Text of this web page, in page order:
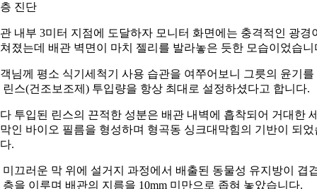
진단
내부 3미터 지점에 도달하자 모니터 화면에는 충격적인 광경
졌는데 배관 벽면이 마치 젤리를 발라놓은 듯한 모습이었습니
님께 평소 식기세척기 사용 습관을 여쭈어보니 그릇의 윤기를
린스(건조보조제) 투입량을 항상 최대로 설정하셨다고 합니다.
투입된 린스의 끈적한 성분은 배관 내벽에 흡착되어 거대한
인 바이오 필름을 형성하며 형곡동 싱크대막힘의 기반이 되었
.
미끄러운 막 위에 설거지 과정에서 배출된 동물성 유지방이 겹
층을 이루며 배관의 지름을 10mm 미만으로 좁혀 놓았습니다.